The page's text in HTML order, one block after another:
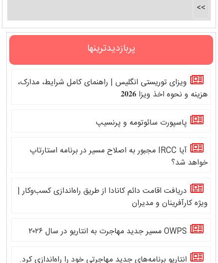
>>
پربازدیدترینها
ویزای توریستی انگلیس | راهنمای کامل شرایط، مدارک،
هزینه و نحوه اخذ ویزا 𝟐𝟎𝟐𝟔
پاسپورت سائوتومه و پرنسیپ
آیا IRCC مجبور به اصلاح مسیر در برنامه استارتاپ
خواهد شد؟
دریافت اقامت دائم کانادا از طریق راه‌اندازی کسب‌وکار |
ویژه کارآفرینان و مدیران
OWPS مسیر جدید مهاجرت به انتاریو در سال ۲۰۲۶